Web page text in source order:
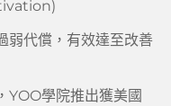
弱代償 ，有效達至改善
YOO學院推出獲美國